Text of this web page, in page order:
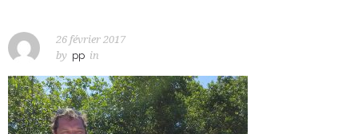
26 février 2017
by pp in